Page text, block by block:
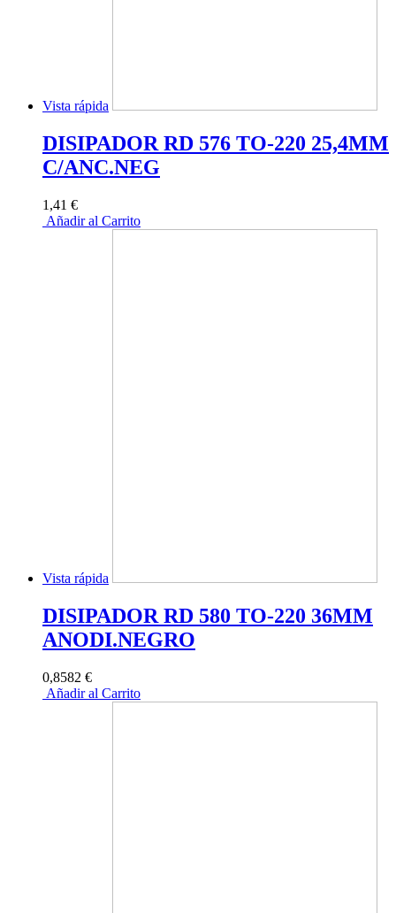
Vista rápida
DISIPADOR RD 576 TO-220 25,4MM
C/ANC.NEG
1,41 €
Añadir al Carrito
Vista rápida
DISIPADOR RD 580 TO-220 36MM
ANODI.NEGRO
0,8582 €
Añadir al Carrito